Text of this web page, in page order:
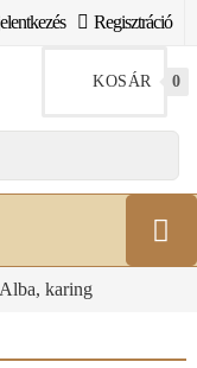
Regisztráció
KOSÁR 0
Alba, karing